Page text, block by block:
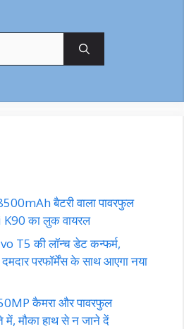
बैटरी वाला पावरफुल
का लुक वायरल
T5 की लॉन्च डेट कन्फर्म,
परफॉर्मेंस के साथ आएगा नया
कैमरा और पावरफुल
में, मौका हाथ से न जाने दें